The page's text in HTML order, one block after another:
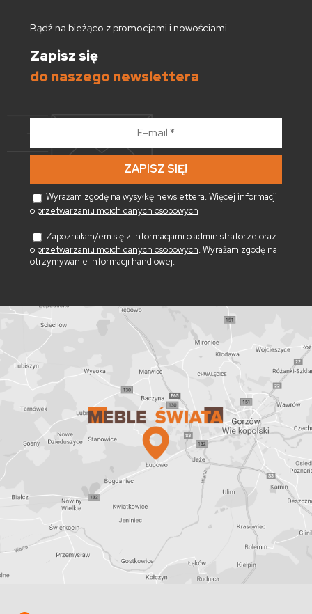
Bądź na bieżąco z promocjami i nowościami
Zapisz się
do naszego newslettera
*
Wyrażam zgodę na wysyłkę newslettera. Więcej informacji
o przetwarzaniu moich danych osobowych
Zapoznałam/em się z informacjami o administratorze oraz
o przetwarzaniu moich danych osobowych. Wyrażam zgodę na
otrzymywanie informacji handlowej.